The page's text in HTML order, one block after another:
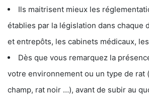
Ils maitrisent mieux les
établies par la législation dans chaque
et entrepôts, les cabinets médicaux,
Dès que vous remarquez la
votre environnement ou un type de rat
champ, rat noir …), avant de subir au